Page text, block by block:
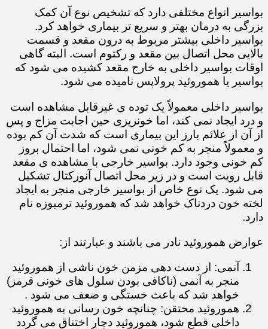
بواسیر انواع مختلفی دارد که تشخیص نوع آن کمک
بزرگی به درمان بهتر و سریع تر بیماری خواهد کرد.
بواسیر داخلی بیشتر مربوط به درون مقعد و قسمت
بالایی محل اتصال بین مقعد و رکتوم است. البته گاهی
اوقات بواسیر داخلی به خارج مقعد کشیده می شود که
بواسیر یا هموروئید پرولاپس نامیده می شود.
بواسیر داخلی معمولاً یک توده ی غیرقابل مشاهده است
و درد ایجاد نمی کند، اما خونریزی حین اجابت مزاج و پس
از آن از علائم بارز این بیماری است که شدت آن کم بوده
و معمولاً منجر به کم خونی نمی شود، اما احتمال بروز
کم خونی وجود دارد. بواسیر خارجی با مشاهده ی مقعد
قابل رویت است و در زیر محل اتصال آنورکتال تشکیل
می شود. یک نوع خاص از بواسیر خارجی منجر به ایجاد
لخته خون دردناک خواهد شد که هموروئید ترمبوزه نام
دارد.
عوارض هموروئید نادر می باشند و عبارتند از:
آنمی: از دست دهی مزمن خون ناشی از هموروئید
منجر به آنمی (ناکافی بودن سلول های خونی قرمز)
خواهد شد که باعث خستگی و ضعف می شود .
هموروئید محتقن: چنانچه خون رسانی به هموروئید
داخلی قطع شود، هموروئید دچار اختناق می گردد